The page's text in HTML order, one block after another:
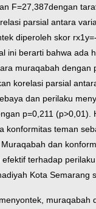
F=27,387dengan
parsial antara
diperoleh skor
ini berarti bahwa ada
muraqabah dengan
korelasi parsial
dan perilaku
p=0,211 (p>0,01).
konformitas teman
dan
terhadap
Kota Semarang
muraqabah